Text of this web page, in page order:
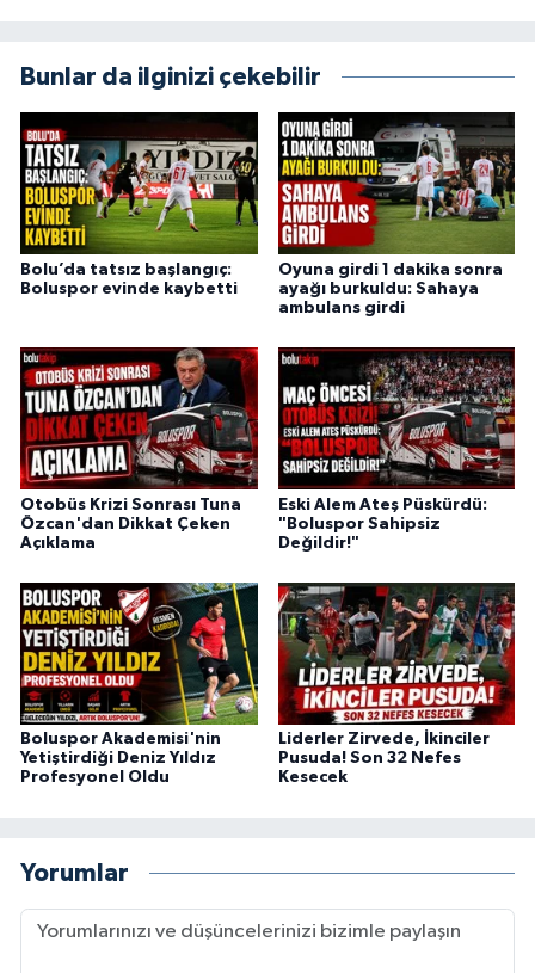
Bunlar da ilginizi çekebilir
Bolu’da tatsız başlangıç:
Boluspor evinde kaybetti
Oyuna girdi 1 dakika sonra
ayağı burkuldu: Sahaya
ambulans girdi
Otobüs Krizi Sonrası Tuna
Özcan'dan Dikkat Çeken
Açıklama
Eski Alem Ateş Püskürdü:
"Boluspor Sahipsiz
Değildir!"
Boluspor Akademisi'nin
Yetiştirdiği Deniz Yıldız
Profesyonel Oldu
Liderler Zirvede, İkinciler
Pusuda! Son 32 Nefes
Kesecek
Yorumlar